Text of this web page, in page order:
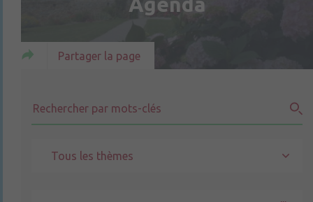
Partager la page
Tous les thèmes